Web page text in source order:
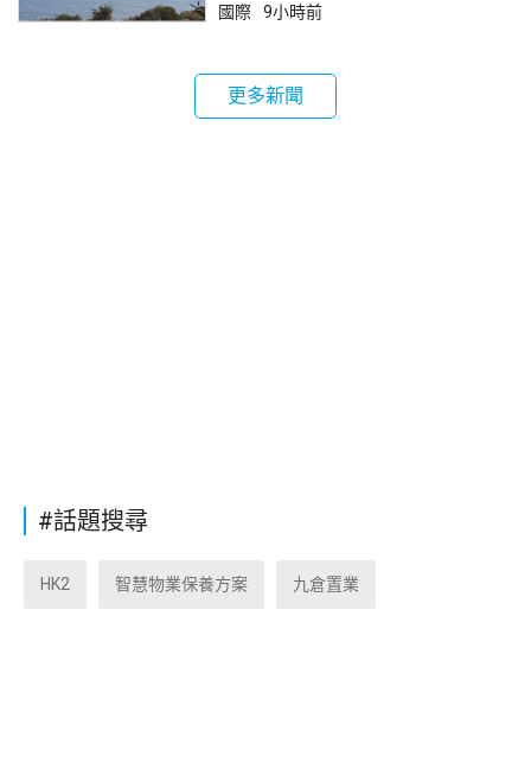
國際 9小時前
更多新聞
#話題搜尋
HK2 智慧物業保養方案 九倉置業